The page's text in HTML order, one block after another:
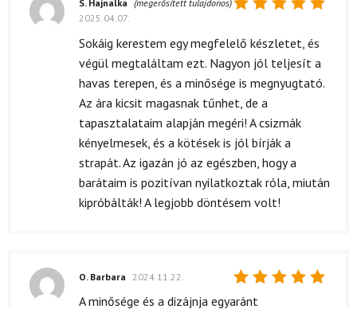
5/ 5
S. Hajnalka (megerősített tulajdonos)
2025.04.07.
Sokáig kerestem egy megfelelő készletet, és
végül megtaláltam ezt. Nagyon jól teljesít a
havas terepen, és a minősége is megnyugtató.
Az ára kicsit magasnak tűnhet, de a
tapasztalataim alapján megéri! A csizmák
kényelmesek, és a kötések is jól bírják a
strapát. Az igazán jó az egészben, hogy a
barátaim is pozitívan nyilatkoztak róla, miután
kipróbálták! A legjobb döntésem volt!
Értékelés:
O. Barbara 2024.11.22.
A minősége és a dizájnja egyaránt